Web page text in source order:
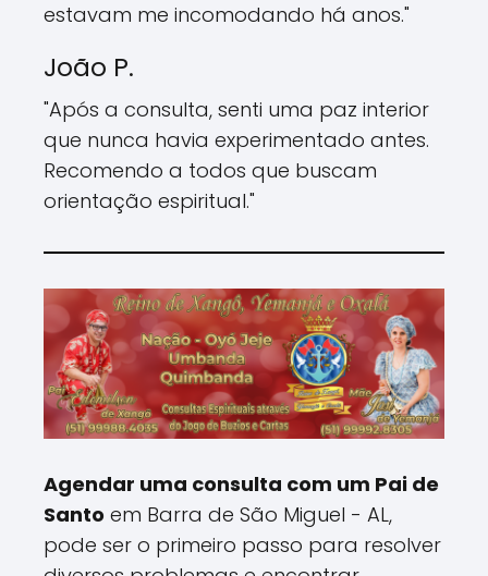
estavam me incomodando há anos."
João P.
"Após a consulta, senti uma paz interior
que nunca havia experimentado antes.
Recomendo a todos que buscam
orientação espiritual."
Agendar uma consulta com um Pai de
Santo em Barra de São Miguel - AL,
pode ser o primeiro passo para resolver